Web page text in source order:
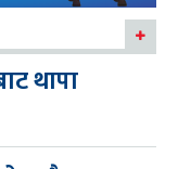
थापा